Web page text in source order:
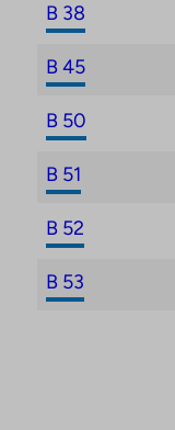
B 38
B 45
B 50
B 51
B 52
B 53